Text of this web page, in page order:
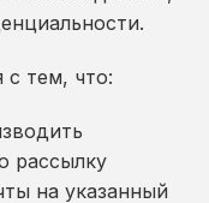
с тем, что:
рассылку
на указанный